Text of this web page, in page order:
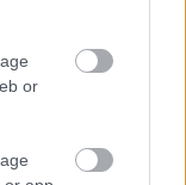
or
filmjéhez